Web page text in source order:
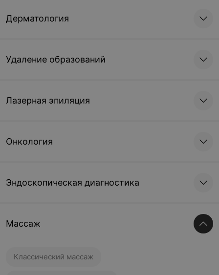
Дерматология
Удаление образований
Лазерная эпиляция
Онкология
Эндоскопическая диагностика
Массаж
Классический массаж